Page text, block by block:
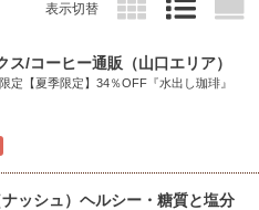
表示切替
ス/コーヒー通販（山口エリア）
定【夏季限定】34％OFF『水出し珈琲』
ッシュ）ヘルシー・糖質と塩分